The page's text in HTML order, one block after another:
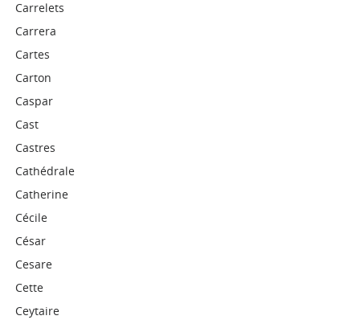
Carrelets
Carrera
Cartes
Carton
Caspar
Cast
Castres
Cathédrale
Catherine
Cécile
César
Cesare
Cette
Ceytaire